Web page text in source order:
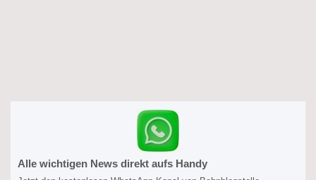
Alle wichtigen News direkt aufs Handy